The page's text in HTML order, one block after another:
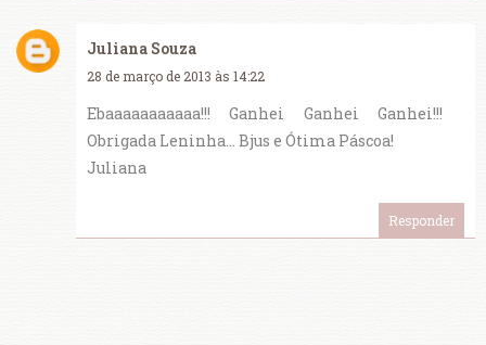
Juliana Souza
28 de março de 2013 às 14:22
Ebaaaaaaaaaaa!!! Ganhei Ganhei Ganhei!!!
Obrigada Leninha... Bjus e Ótima Páscoa!
Juliana
Responder